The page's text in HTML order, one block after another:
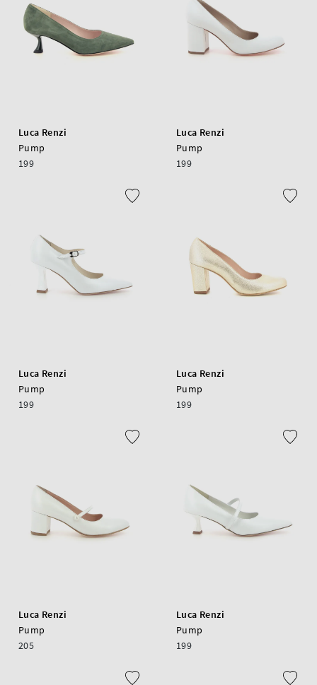
Luca Renzi
Pump
199
Luca Renzi
Pump
199
Luca Renzi
Pump
199
Luca Renzi
Pump
199
Luca Renzi
Pump
205
Luca Renzi
Pump
199